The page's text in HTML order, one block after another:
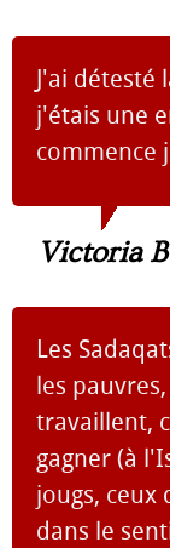
J'ai détesté
j'étais une
commence
Victoria
Les
les
travaillent,
gagner (à
jougs,
dans le